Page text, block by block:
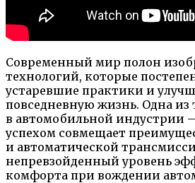
Современный мир полон
технологий, которые
устаревшие практики и
повседневную жизнь. Одна
в автомобильной индустрии
успехом совмещает
и автоматической
непревзойденный уровень
комфорта при вождении